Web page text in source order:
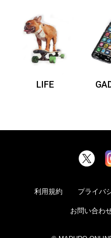
LIFE
利用規約 プライバ
お問い合わ